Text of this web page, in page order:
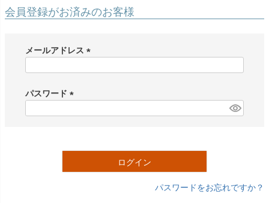
会員登録がお済みのお客様
メールアドレス
)
パスワード
ログイン
パスワードをお忘れですか？